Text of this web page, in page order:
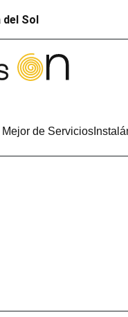
Mejor de Servicios
del Sol